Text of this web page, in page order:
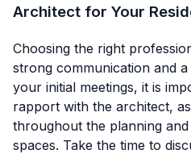
Architect for Your
Choosing the right
strong communication and
your initial meetings, it is
rapport with the architect,
throughout the planning
spaces. Take the time to